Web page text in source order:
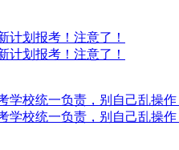
计划报考！注意了！
计划报考！注意了！
学校统一负责，别自己乱操作
学校统一负责，别自己乱操作